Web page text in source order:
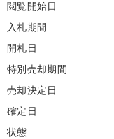
閲覧開始日
入札期間
開札日
特別売却期間
売却決定日
確定日
状態